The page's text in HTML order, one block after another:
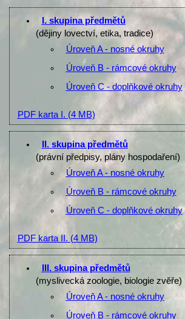
I. skupina předmětů
(dějiny lovectví, etika, tradice)
Úroveň A - nosné okruhy
Úroveň B - rámcové okruhy
Úroveň C - doplňkové okruhy
PDF karta I. (4 MB)
II. skupina předmětů
(právní předpisy, plány hospodaření)
Úroveň A - nosné okruhy
Úroveň B - rámcové okruhy
Úroveň C - doplňkové okruhy
PDF karta II. (4 MB)
III. skupina předmětů
(myslivecká zoologie, biologie zvěře)
Úroveň A - nosné okruhy
Úroveň B - rámcové okruhy